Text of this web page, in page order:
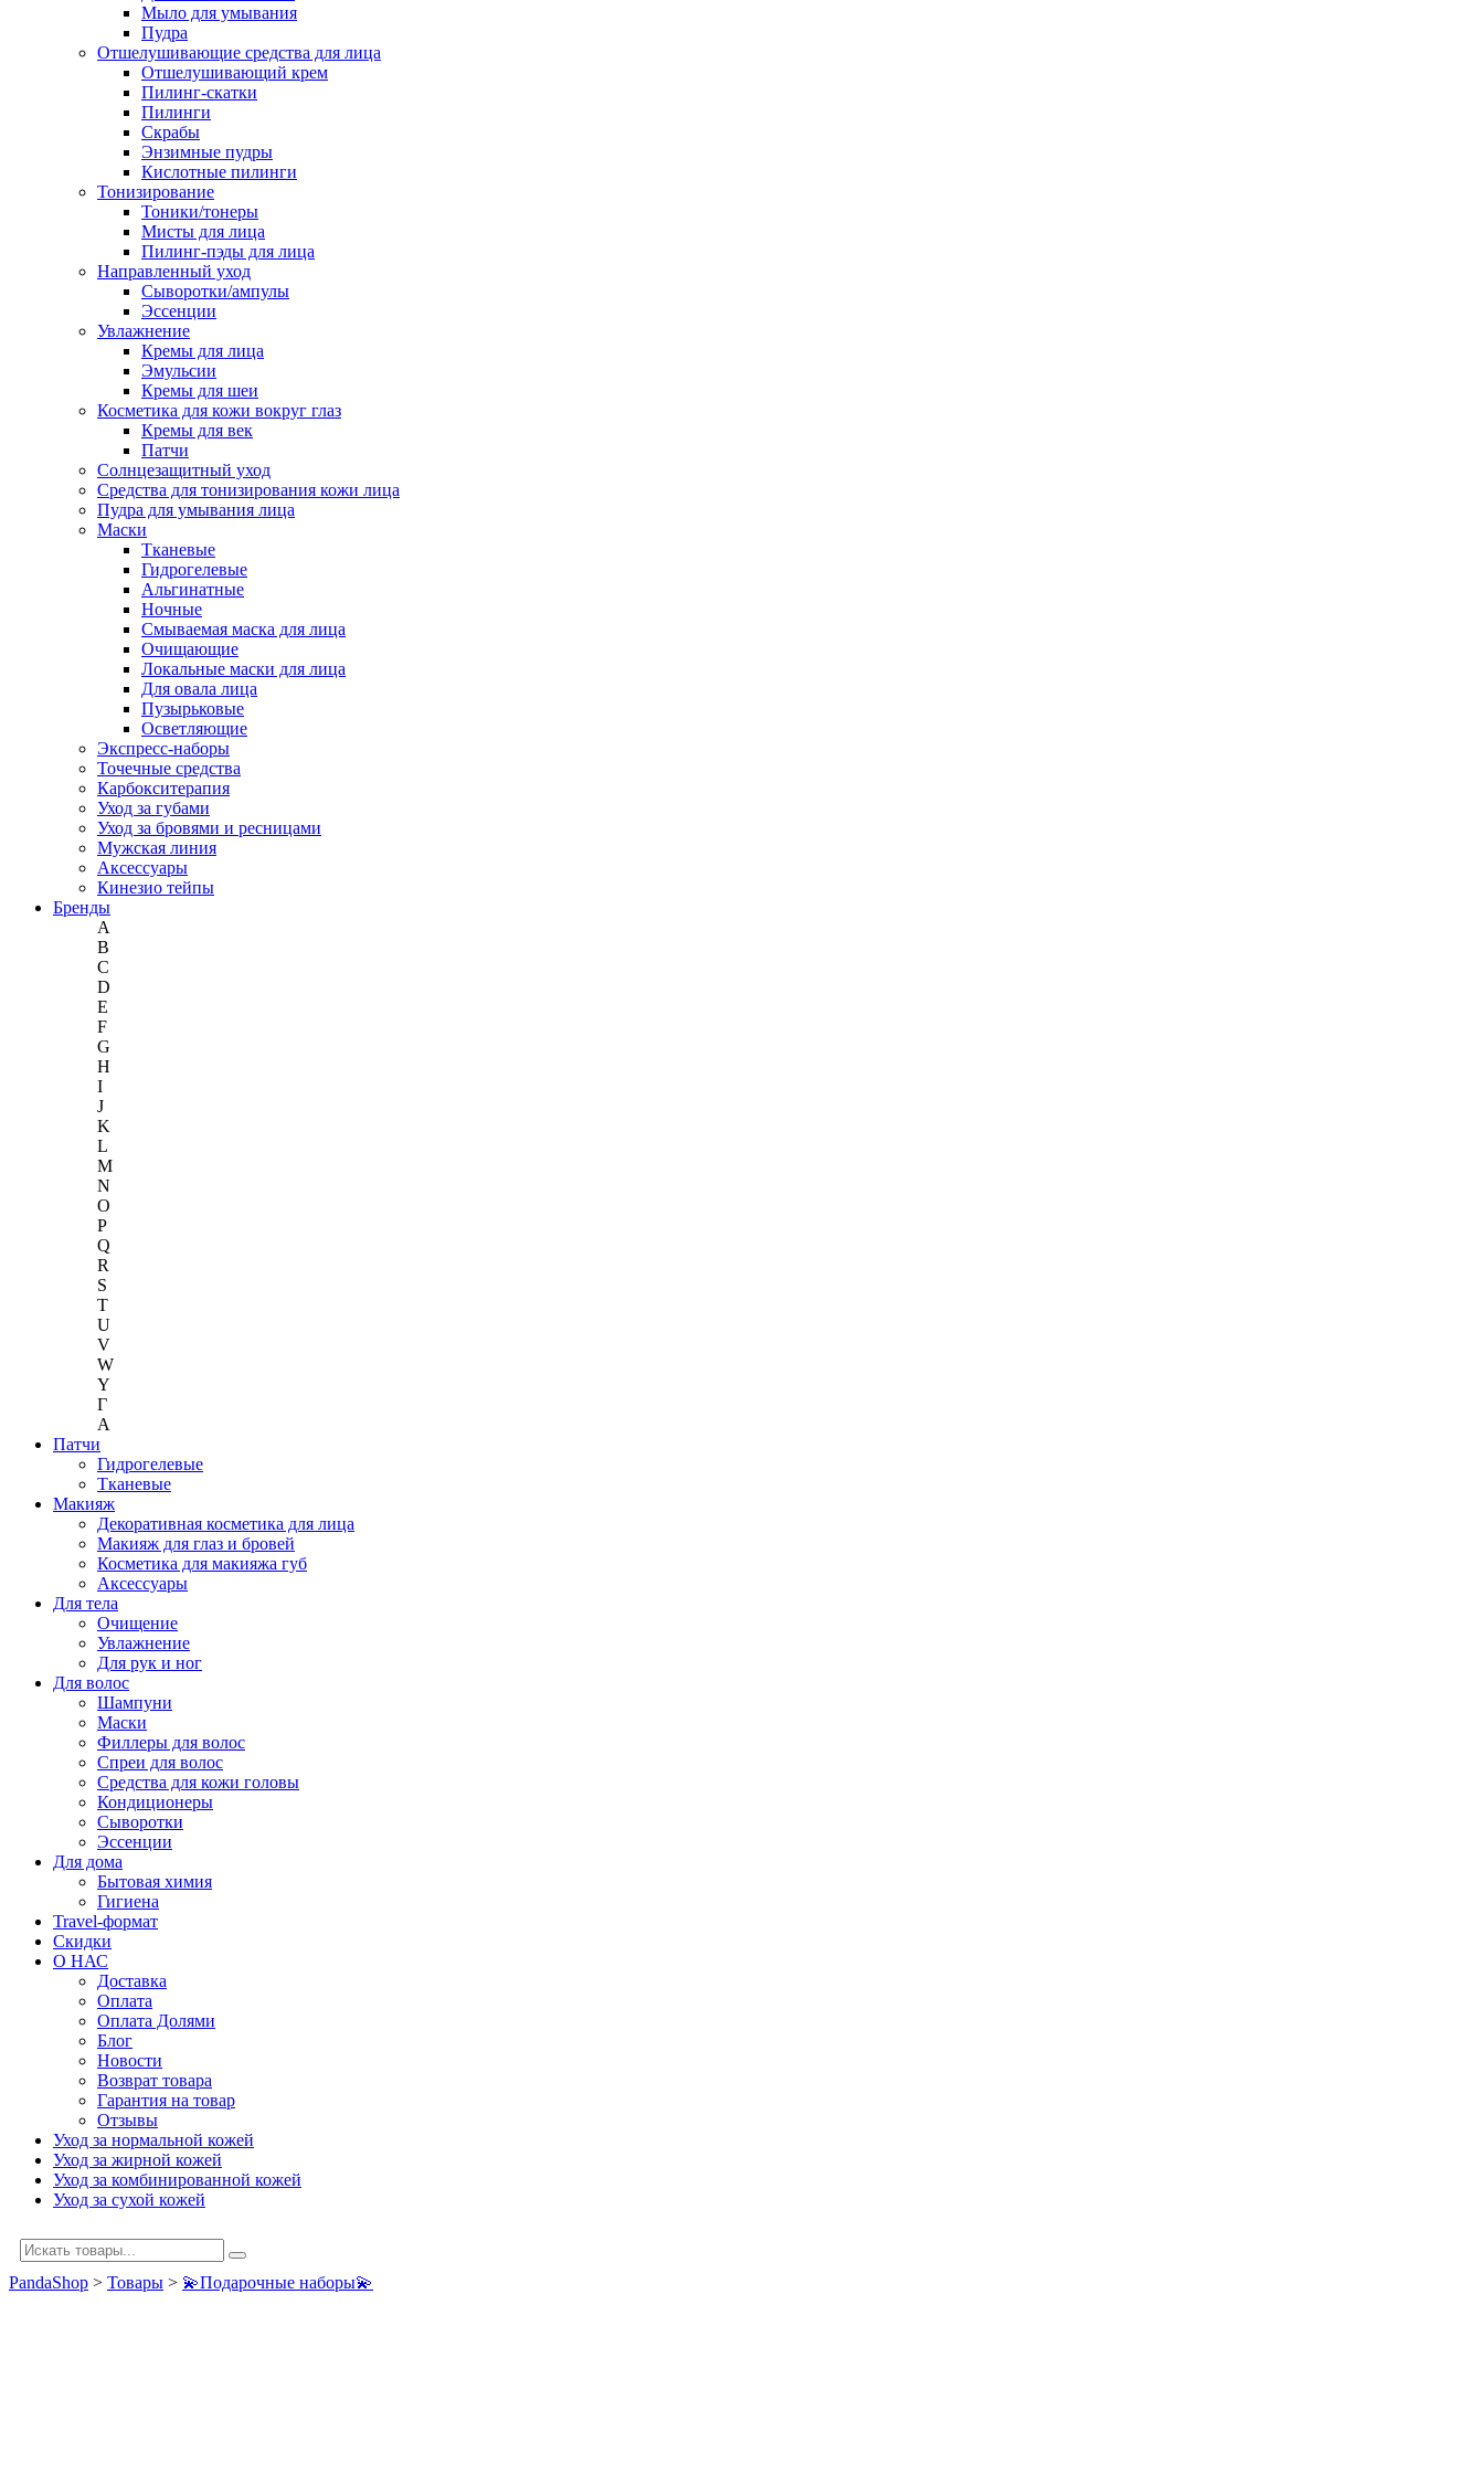
Мыло для умывания
Пудра
Отшелушивающие средства для лица
Отшелушивающий крем
Пилинг-скатки
Пилинги
Скрабы
Энзимные пудры
Кислотные пилинги
Тонизирование
Тоники/тонеры
Мисты для лица
Пилинг-пэды для лица
Направленный уход
Сыворотки/ампулы
Эссенции
Увлажнение
Кремы для лица
Эмульсии
Кремы для шеи
Косметика для кожи вокруг глаз
Кремы для век
Патчи
Солнцезащитный уход
Средства для тонизирования кожи лица
Пудра для умывания лица
Маски
Тканевые
Гидрогелевые
Альгинатные
Ночные
Смываемая маска для лица
Очищающие
Локальные маски для лица
Для овала лица
Пузырьковые
Осветляющие
Экспресс-наборы
Точечные средства
Карбокситерапия
Уход за губами
Уход за бровями и ресницами
Мужская линия
Аксессуары
Кинезио тейпы
Бренды
A
B
C
D
E
F
G
H
I
J
K
L
M
N
O
P
Q
R
S
T
U
V
W
Y
Г
A
Патчи
Гидрогелевые
Тканевые
Макияж
Декоративная косметика для лица
Макияж для глаз и бровей
Косметика для макияжа губ
Аксессуары
Для тела
Очищение
Увлажнение
Для рук и ног
Для волос
Шампуни
Маски
Филлеры для волос
Спреи для волос
Средства для кожи головы
Кондиционеры
Сыворотки
Эссенции
Для дома
Бытовая химия
Гигиена
Travel-формат
Скидки
О НАС
Доставка
Оплата
Оплата Долями
Блог
Новости
Возврат товара
Гарантия на товар
Отзывы
Уход за нормальной кожей
Уход за жирной кожей
Уход за комбинированной кожей
Уход за сухой кожей
PandaShop > Товары > 💫Подарочные наборы💫